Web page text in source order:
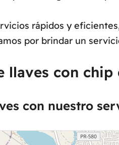
rápidos y
por brindar un
llaves con chip
con nuestro